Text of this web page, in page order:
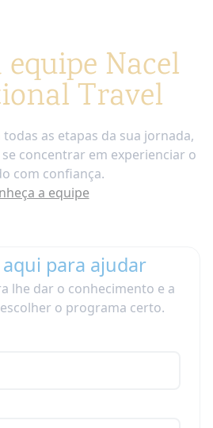
equipe Nacel
Travel
as etapas da sua jornada,
concentrar em experienciar o
com confiança.
a equipe
aqui para ajudar
lhe dar o conhecimento e a
o programa certo.